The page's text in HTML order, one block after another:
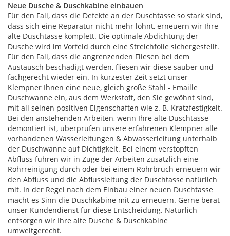
Neue Dusche & Duschkabine einbauen
Für den Fall, dass die Defekte an der Duschtasse so stark sind,
dass sich eine Reparatur nicht mehr lohnt, erneuern wir Ihre
alte Duschtasse komplett. Die optimale Abdichtung der
Dusche wird im Vorfeld durch eine Streichfolie sichergestellt.
Für den Fall, dass die angrenzenden Fliesen bei dem
Austausch beschädigt werden, fliesen wir diese sauber und
fachgerecht wieder ein. In kürzester Zeit setzt unser
Klempner Ihnen eine neue, gleich große Stahl - Emaille
Duschwanne ein, aus dem Werkstoff, den Sie gewöhnt sind,
mit all seinen positiven Eigenschaften wie z. B. Kratzfestigkeit.
Bei den anstehenden Arbeiten, wenn Ihre alte Duschtasse
demontiert ist, überprüfen unsere erfahrenen Klempner alle
vorhandenen Wasserleitungen & Abwasserleitung unterhalb
der Duschwanne auf Dichtigkeit. Bei einem verstopften
Abfluss führen wir in Zuge der Arbeiten zusätzlich eine
Rohrreinigung durch oder bei einem Rohrbruch erneuern wir
den Abfluss und die Abflussleitung der Duschtasse natürlich
mit. In der Regel nach dem Einbau einer neuen Duschtasse
macht es Sinn die Duschkabine mit zu erneuern. Gerne berät
unser Kundendienst für diese Entscheidung. Natürlich
entsorgen wir Ihre alte Dusche & Duschkabine
umweltgerecht.